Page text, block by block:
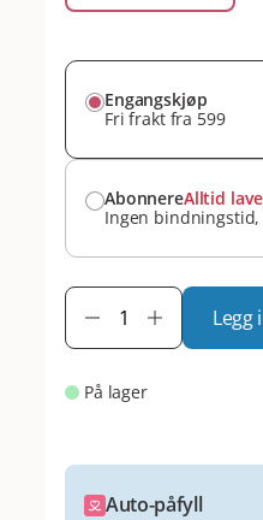
Engangskjøp
Fri frakt fra 599
AbonnereAlltid
Ingen
Legg
På lager
Auto-påfyll